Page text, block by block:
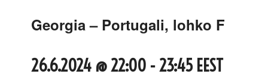
Georgia – Portugali, lohko F
26.6.2024 @ 22:00 -23:45 EEST